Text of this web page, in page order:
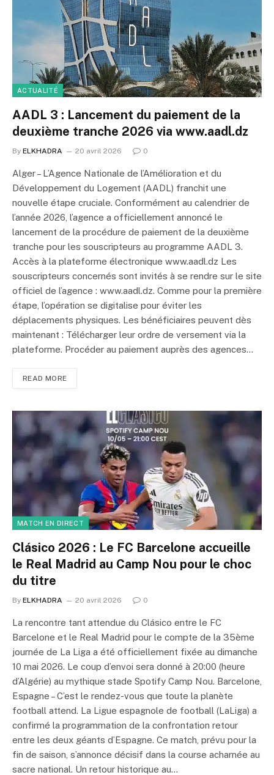
ACTUALITÉ
AADL 3 : Lancement du paiement de la
deuxième tranche 2026 via www.aadl.dz
By ELKHADRA 20 avril 2026 0
Alger – L’Agence Nationale de l’Amélioration et du
Développement du Logement (AADL) franchit une
nouvelle étape cruciale. Conformément au calendrier de
l’année 2026, l’agence a officiellement annoncé le
lancement de la procédure de paiement de la deuxième
tranche pour les souscripteurs au programme AADL 3.
Accès à la plateforme électronique www.aadl.dz Les
souscripteurs concernés sont invités à se rendre sur le site
officiel de l’agence : www.aadl.dz. Comme pour la première
étape, l’opération se digitalise pour éviter les
déplacements physiques. Les bénéficiaires peuvent dès
maintenant : Télécharger leur ordre de versement via la
plateforme. Procéder au paiement auprès des agences…
READ MORE
MATCH EN DIRECT
Clásico 2026 : Le FC Barcelone accueille
le Real Madrid au Camp Nou pour le choc
du titre
By ELKHADRA 20 avril 2026 0
La rencontre tant attendue du Clásico entre le FC
Barcelone et le Real Madrid pour le compte de la 35ème
journée de La Liga a été officiellement fixée au dimanche
10 mai 2026. Le coup d’envoi sera donné à 20:00 (heure
d’Algérie) au mythique stade Spotify Camp Nou. Barcelone,
Espagne – C’est le rendez-vous que toute la planète
football attend. La Ligue espagnole de football (LaLiga) a
confirmé la programmation de la confrontation retour
entre les deux géants d’Espagne. Ce match, prévu pour la
fin de saison, s’annonce décisif dans la course acharnée au
sacre national. Un retour historique au…